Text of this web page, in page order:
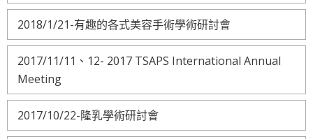
2018/1/21-有趣的各式美容手術學術研討會
2017/11/11、12- 2017 TSAPS International Annual
Meeting
2017/10/22-隆乳學術研討會